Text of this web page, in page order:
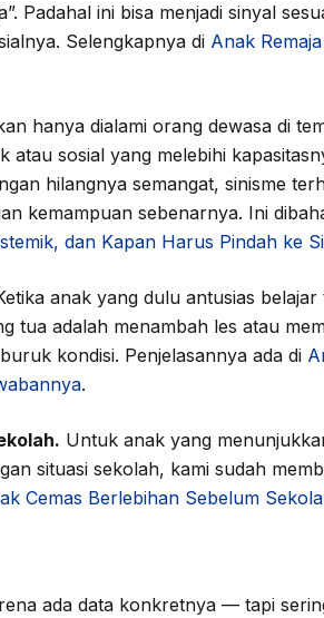
Padahal ini bisa menjadi sinyal
Selengkapnya di Anak
hanya dialami orang dewasa di
atau sosial yang melebihi
hilangnya semangat, sinisme
kemampuan sebenarnya. Ini
dan Kapan Harus Pindah ke
anak yang dulu antusias
tua adalah menambah les atau
kondisi. Penjelasannya ada di
.
Untuk anak yang
situasi sekolah, kami sudah
Cemas Berlebihan Sebelum
ada data konkretnya — tapi